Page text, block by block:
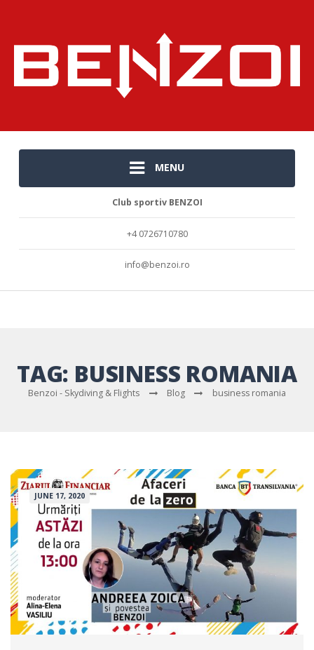
MENU
Club sportiv BENZOI
+4 0726710780
info@benzoi.ro
TAG: BUSINESS ROMANIA
Benzoi - Skydiving & Flights Blog business romania
JUNE 17, 2020